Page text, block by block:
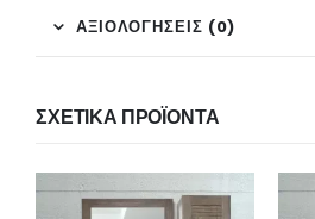
ΑΞΙΟΛΟΓΉΣΕΙΣ (0)
ΣΧΕΤΙΚΆ ΠΡΟΪΌΝΤΑ